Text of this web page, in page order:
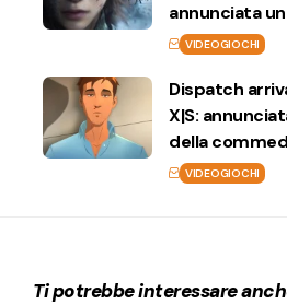
annunciata
VIDEOGIOCHI
Dispatch
X|S:
della
VIDEOGIOCHI
Ti potrebbe interessare